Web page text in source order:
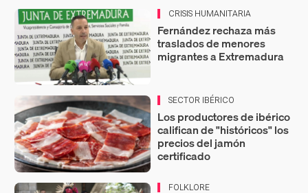
CRISIS HUMANITARIA
Fernández rechaza más
traslados de menores
migrantes a Extremadura
SECTOR IBÉRICO
Los productores de ibérico
califican de "históricos" los
precios del jamón
certificado
FOLKLORE